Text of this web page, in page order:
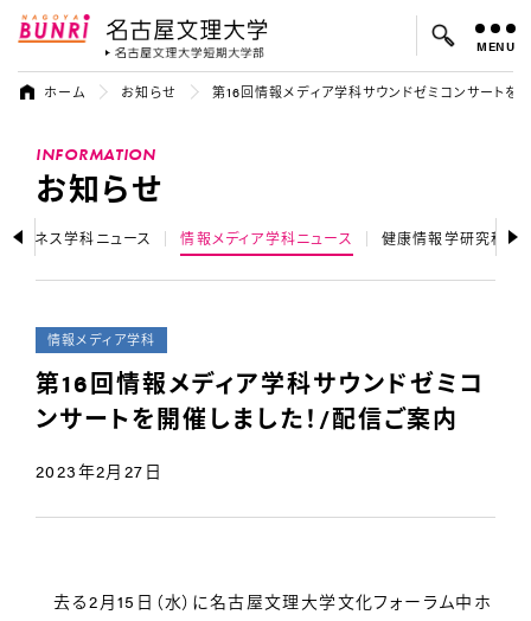
名古屋文理大学 名古屋文理大
よく検索されているキーワード：
MENU
ホーム お知らせ 第16回情報メディア学科サウンドゼミコンサートを
INFORMATION
お知らせ
ビジネス学科ニュース 情報メディア学科ニュース 健康情報学研究科ニ
情報メディア学科
第16回情報メディア学科サウンドゼミコ
ンサートを開催しました！/配信ご案内
2023年2月27日
去る2月15日（水）に名古屋文理大学文化フォーラム中ホ